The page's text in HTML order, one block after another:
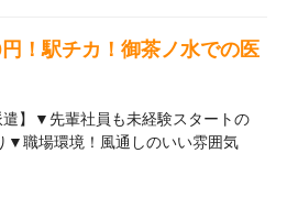
！駅チカ！御茶ノ水での医
】▼先輩社員も未経験スタートの
▼職場環境！風通しのいい雰囲気